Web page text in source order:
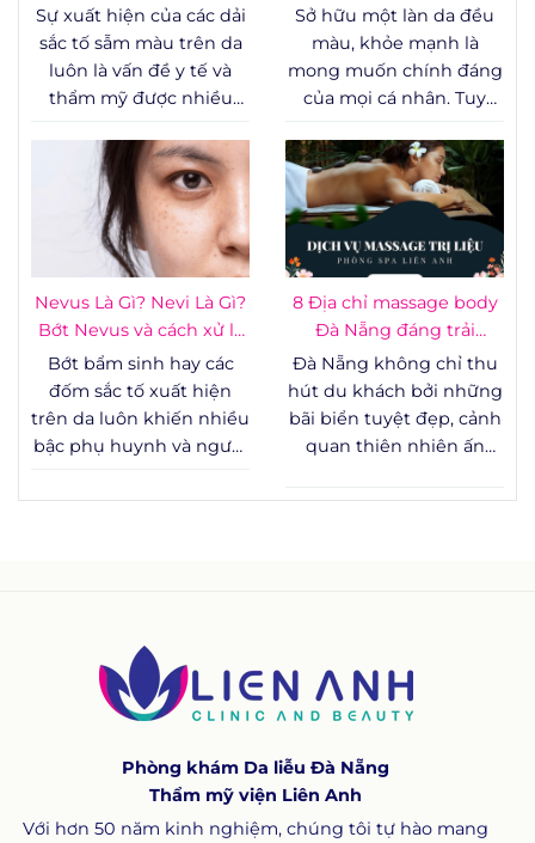
hướng được đánh giá
cao về mặt lâm sàng nhờ
khả năng phục hồi tổn
thương sâu mà không
đòi hỏi thời gian nghỉ
dưỡng quá dài.
hiệu quả
Sự xuất hiện của các dải
sắc tố sẫm màu trên da
luôn là vấn đề y tế và
thẩm mỹ được nhiều
biệt là khi những tổn
thương này nằm ở các vị
trí dễ nhìn thấy.
hiệu quả
Sở hữu một làn da đều
màu, khỏe mạnh là
mong muốn chính đáng
của mọi cá nhân. Tuy
các vết bớt mạch máu
trên cơ thể, đặc biệt là ở
những vùng dễ thấy
như khuôn mặt, cổ hay
tay, thường tạo ra những
rào cản tâm lý lớn.
Không chỉ ảnh hưởng
đến yếu tố thẩm mỹ,
một số trường hợp bớt
mạch máu còn liên quan
đến các vấn đề y khoa
cần được theo dõi sát
Nevus Là Gì? Nevi Là Gì?
Bớt Nevus và cách xử lý
an toàn
Bớt bẩm sinh hay các
đốm sắc tố xuất hiện
trên da luôn khiến nhiều
bậc phụ huynh và người
khoăn: đây là hiện tượng
gì, nevi là gì, cơ chế hình
thành, cách phân loại
bớt nevus và các
được áp dụng phổ biến
trên thế giới.
8 Địa chỉ massage body
Đà Nẵng đáng trải
nghiệm
Đà Nẵng không chỉ thu
hút du khách bởi những
bãi biển tuyệt đẹp, cảnh
quan thiên nhiên ấn
năng động, mà còn là
Phòng khám Da liễu Đà Nẵng
Thẩm mỹ viện Liên Anh
Với hơn 50 năm kinh nghiệm, chúng tôi tự hào mang